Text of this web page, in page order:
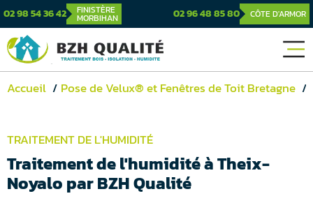
02 98 54 36 42 FINISTÈRE
MORBIHAN 02 96 48 85 80 CÔTE D'ARMOR
Accueil Pose de Velux® et Fenêtres de Toit Bretagne
TRAITEMENT DE L'HUMIDITÉ
Traitement de l'humidité à Theix-
Noyalo par BZH Qualité